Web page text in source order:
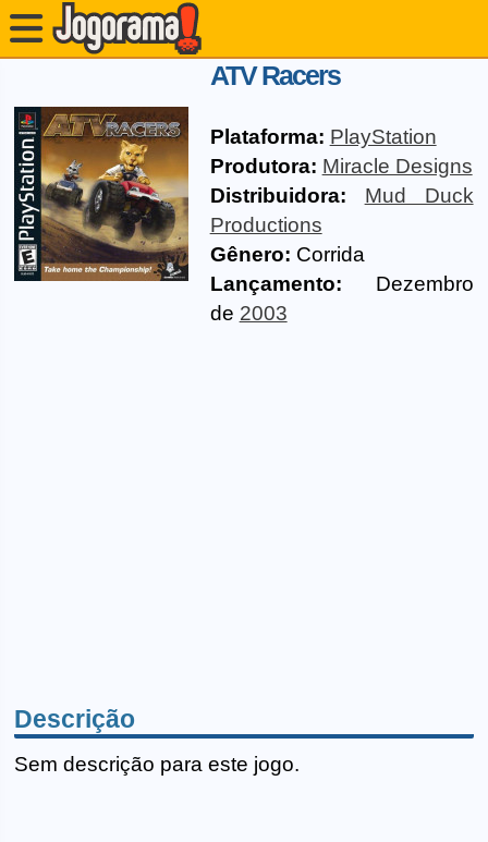
ATV Racers
Plataforma: PlayStation
Produtora: Miracle Designs
Distribuidora:
Mud Duck
Productions
Gênero: Corrida
Lançamento: Dezembro
de 2003
Descrição
Sem descrição para este jogo.